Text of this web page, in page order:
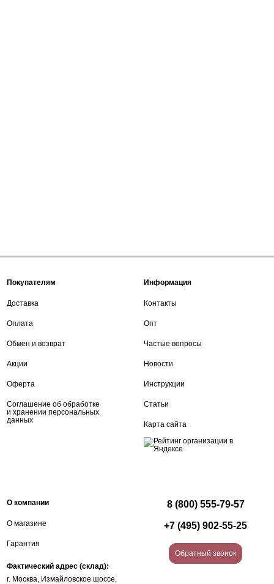
Покупателям
Доставка
Оплата
Обмен и возврат
Акции
Оферта
Соглашение об обработке
и хранении персональных
данных
Информация
Контакты
Опт
Частые вопросы
Новости
Инструкции
Статьи
Карта сайта
О компании
О магазине
Гарантия
Фактический адрес (склад):
г. Москва, Измайловское шоссе,
8 (800) 555-79-57
+7 (495) 902-55-25
Обратный звонок